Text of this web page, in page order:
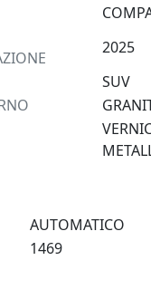
2025
SUV
AUTOMATICO
1469